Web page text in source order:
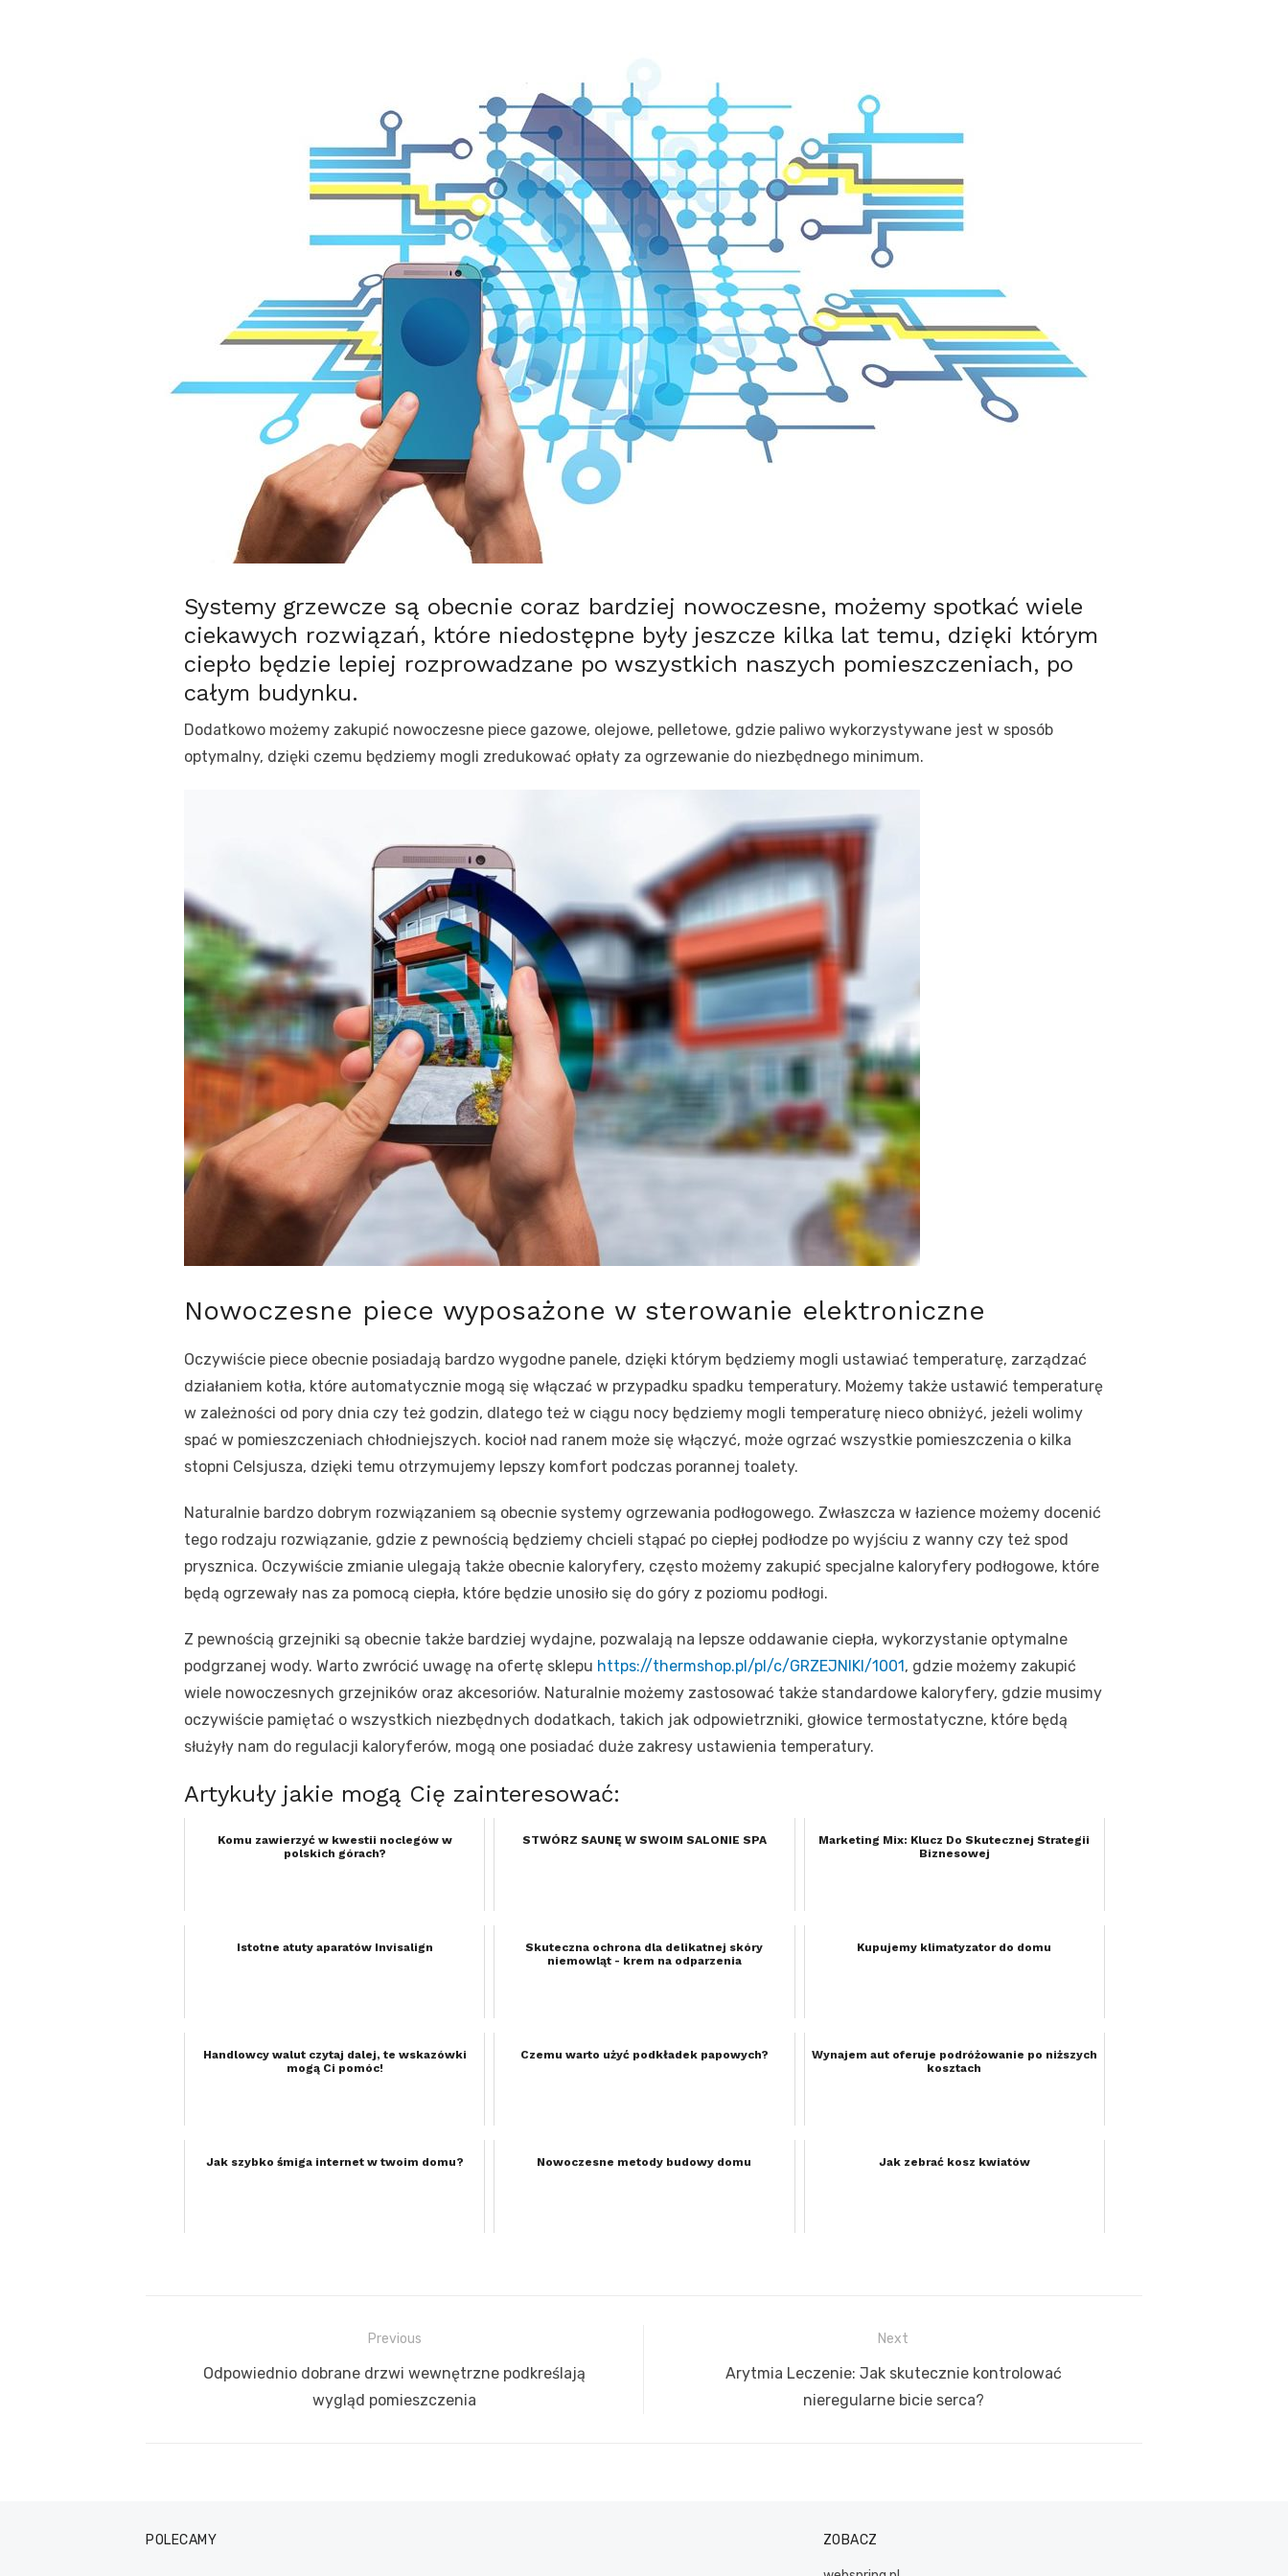
Systemy grzewcze są obecnie coraz bardziej nowoczesne, możemy spotkać wiele
ciekawych rozwiązań, które niedostępne były jeszcze kilka lat temu, dzięki którym
ciepło będzie lepiej rozprowadzane po wszystkich naszych pomieszczeniach, po
całym budynku.
Dodatkowo możemy zakupić nowoczesne piece gazowe, olejowe, pelletowe, gdzie paliwo wykorzystywane jest w sposób
optymalny, dzięki czemu będziemy mogli zredukować opłaty za ogrzewanie do niezbędnego minimum.
Nowoczesne piece wyposażone w sterowanie elektroniczne
Oczywiście piece obecnie posiadają bardzo wygodne panele, dzięki którym będziemy mogli ustawiać temperaturę, zarządzać
działaniem kotła, które automatycznie mogą się włączać w przypadku spadku temperatury. Możemy także ustawić temperaturę
w zależności od pory dnia czy też godzin, dlatego też w ciągu nocy będziemy mogli temperaturę nieco obniżyć, jeżeli wolimy
spać w pomieszczeniach chłodniejszych. kocioł nad ranem może się włączyć, może ogrzać wszystkie pomieszczenia o kilka
stopni Celsjusza, dzięki temu otrzymujemy lepszy komfort podczas porannej toalety.
Naturalnie bardzo dobrym rozwiązaniem są obecnie systemy ogrzewania podłogowego. Zwłaszcza w łazience możemy docenić
tego rodzaju rozwiązanie, gdzie z pewnością będziemy chcieli stąpać po ciepłej podłodze po wyjściu z wanny czy też spod
prysznica. Oczywiście zmianie ulegają także obecnie kaloryfery, często możemy zakupić specjalne kaloryfery podłogowe, które
będą ogrzewały nas za pomocą ciepła, które będzie unosiło się do góry z poziomu podłogi.
Z pewnością grzejniki są obecnie także bardziej wydajne, pozwalają na lepsze oddawanie ciepła, wykorzystanie optymalne
podgrzanej wody. Warto zwrócić uwagę na ofertę sklepu https://thermshop.pl/pl/c/GRZEJNIKI/1001, gdzie możemy zakupić
wiele nowoczesnych grzejników oraz akcesoriów. Naturalnie możemy zastosować także standardowe kaloryfery, gdzie musimy
oczywiście pamiętać o wszystkich niezbędnych dodatkach, takich jak odpowietrzniki, głowice termostatyczne, które będą
służyły nam do regulacji kaloryferów, mogą one posiadać duże zakresy ustawienia temperatury.
Artykuły jakie mogą Cię zainteresować:
Komu zawierzyć w kwestii noclegów w
polskich górach?
STWÓRZ SAUNĘ W SWOIM SALONIE SPA
Marketing Mix: Klucz Do Skutecznej Strategii
Biznesowej
Istotne atuty aparatów Invisalign
Skuteczna ochrona dla delikatnej skóry
niemowląt - krem na odparzenia
Kupujemy klimatyzator do domu
Handlowcy walut czytaj dalej, te wskazówki
mogą Ci pomóc!
Czemu warto użyć podkładek papowych?
Wynajem aut oferuje podróżowanie po niższych
kosztach
Jak szybko śmiga internet w twoim domu? Nowoczesne metody budowy domu Jak zebrać kosz kwiatów
Nawigacja
Previous
Previous
Odpowiednio dobrane drzwi wewnętrzne podkreślają
wygląd pomieszczenia
Next
Arytmia Leczenie: Jak skutecznie kontrolować
nieregularne bicie serca?
POLECAMY ZOBACZ